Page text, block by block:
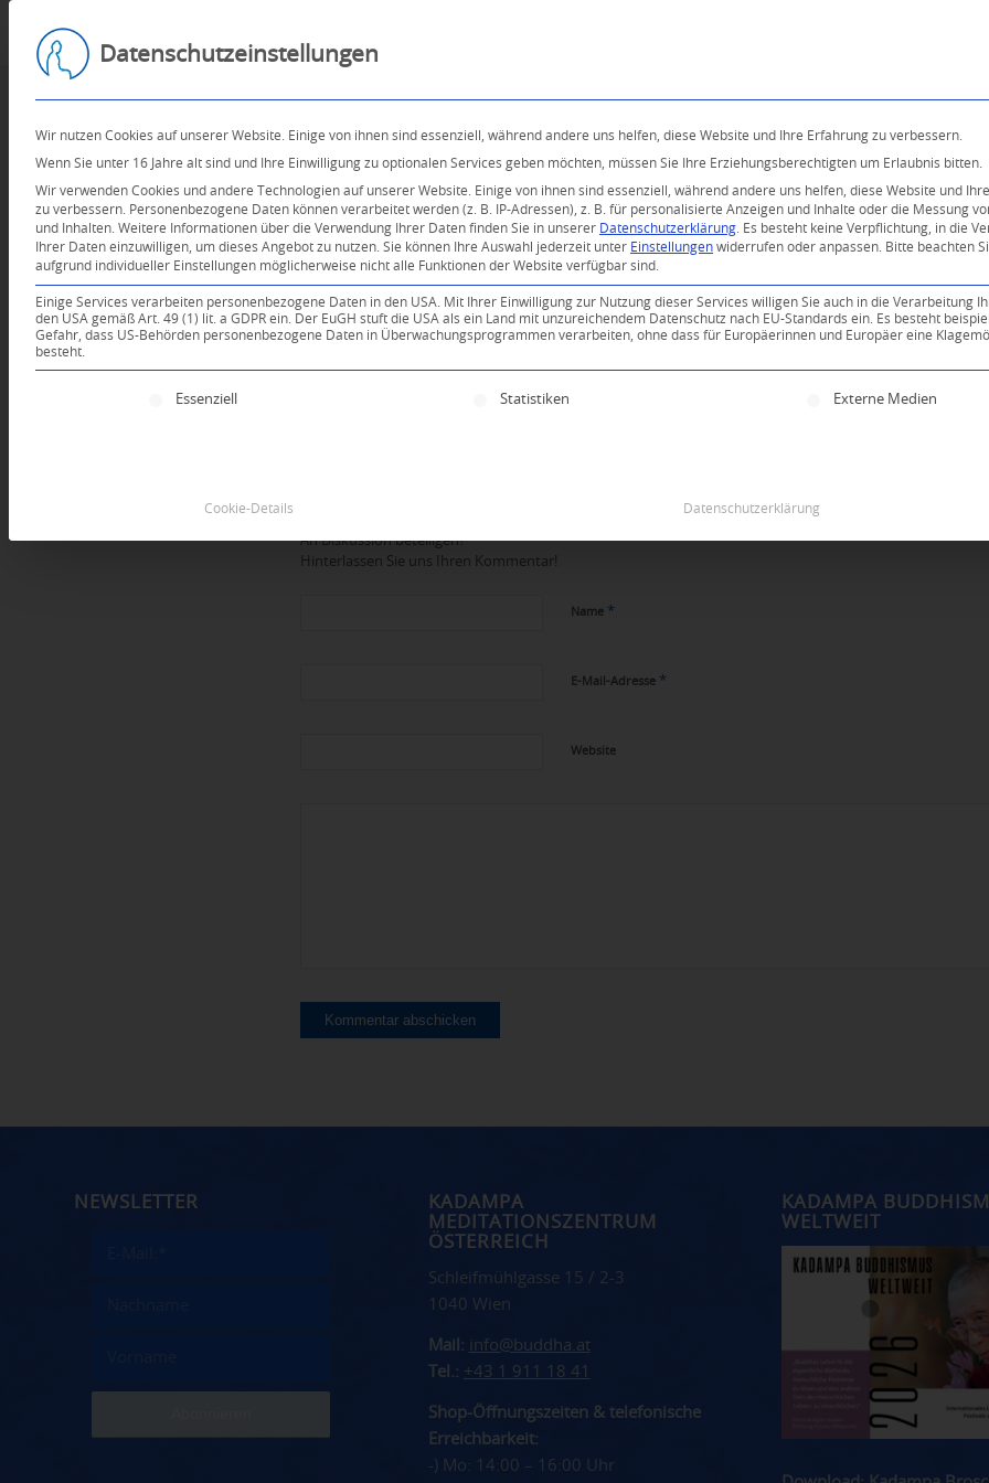
An Diskussion beteiligen?
Hinterlassen Sie uns Ihren Kommentar!
Name *
E-Mail-Adresse *
Website
NEWSLETTER
KADAMPA
MEDITATIONSZENTRUM
ÖSTERREICH
Schleifmühlgasse 15 / 2-3
1040 Wien
Mail: info@buddha.at
Tel.: +43 1 911 18 41
Shop-Öffnungszeiten & telefonische
Erreichbarkeit:
-) Mo: 14:00 – 16:00 Uhr
KADAMPA
WELTWEIT
Datenschutzeinstellungen
Wir nutzen Cookies auf unserer Website. Einige von ihnen sind essenziell, während andere uns helfen, diese Website und Ihre Erfahrung zu verbessern.
Wenn Sie unter 16 Jahre alt sind und Ihre Einwilligung zu optionalen Services geben möchten, müssen Sie Ihre Erziehungsberechtigten um Erlaubnis bitten.
Wir verwenden Cookies und andere Technologien auf unserer Website. Einige von ihnen sind essenziell, während andere uns helfen, diese Website und
zu verbessern.
Personenbezogene Daten können verarbeitet werden (z. B. IP-Adressen), z. B. für personalisierte Anzeigen und Inhalte oder die Messung
und Inhalten. Weitere Informationen über die Verwendung Ihrer Daten finden Sie in unserer Datenschutzerklärung
Es besteht keine Verpflichtung, in die
Ihrer Daten einzuwilligen, um dieses Angebot zu nutzen. Sie können Ihre Auswahl jederzeit unter Einstellungen widerrufen oder anpassen.
Bitte beachten
aufgrund individueller Einstellungen möglicherweise nicht alle Funktionen der Website verfügbar sind.
Einige Services verarbeiten personenbezogene Daten in den USA. Mit Ihrer Einwilligung zur Nutzung dieser Services willigen Sie auch in die Verarbeitung
den USA gemäß Art. 49 (1) lit. a GDPR ein. Der EuGH stuft die USA als ein Land mit unzureichendem Datenschutz nach EU-Standards ein. Es besteht
Gefahr, dass US-Behörden personenbezogene Daten in Überwachungsprogrammen verarbeiten, ohne dass für Europäerinnen und Europäer eine
besteht.
Es folgt eine Liste der Service-Gruppen, für die eine Einwilligung erteilt werden kann. Die erste
Essenziell Statistiken Externe Medien
Cookie-Details Datenschutzerklärung